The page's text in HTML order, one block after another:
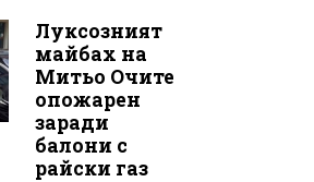
Луксозният
майбах на
Митьо Очите
опожарен
заради
балони с
райски газ